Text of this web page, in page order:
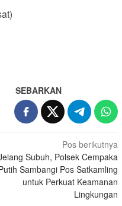
SEBARKAN
Pos berikutnya
Subuh, Polsek Cempaka
Sambangi Pos Satkamling
untuk Perkuat Keamanan
Lingkungan